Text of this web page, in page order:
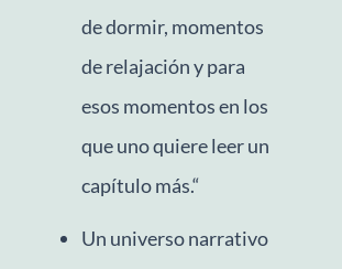
de dormir, momentos
de relajación y para
esos momentos en los
que uno quiere leer un
capítulo más.“
Un universo narrativo